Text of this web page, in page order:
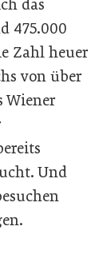
das
475.000
Zahl heuer
von über
Wiener
Und